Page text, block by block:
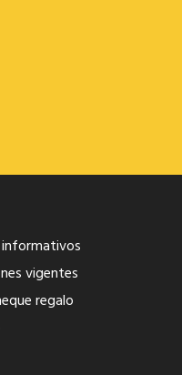
vigentes
regalo